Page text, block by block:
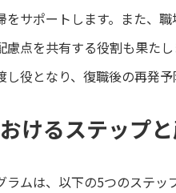
をサポートします。また、
慮点を共有する役割も果た
役となり、復職後の再発予
けるステップ
ラムは、以下の5つのステッ